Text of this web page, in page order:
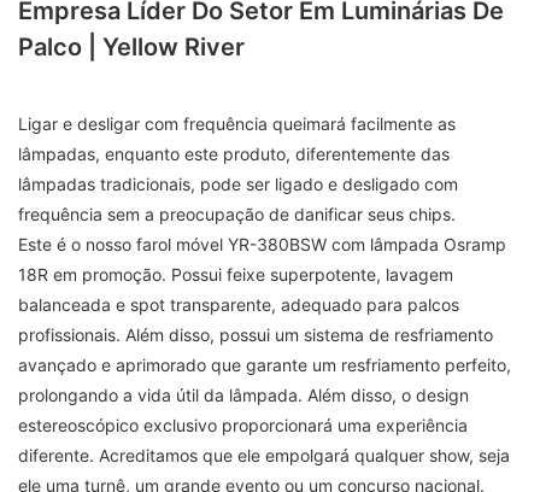
Empresa Líder Do Setor Em Luminárias De
Palco | Yellow River
Ligar e desligar com frequência queimará facilmente as
lâmpadas, enquanto este produto, diferentemente das
lâmpadas tradicionais, pode ser ligado e desligado com
frequência sem a preocupação de danificar seus chips.
Este é o nosso farol móvel YR-380BSW com lâmpada Osramp
18R em promoção. Possui feixe superpotente, lavagem
balanceada e spot transparente, adequado para palcos
profissionais. Além disso, possui um sistema de resfriamento
avançado e aprimorado que garante um resfriamento perfeito,
prolongando a vida útil da lâmpada. Além disso, o design
estereoscópico exclusivo proporcionará uma experiência
diferente. Acreditamos que ele empolgará qualquer show, seja
ele uma turnê, um grande evento ou um concurso nacional.